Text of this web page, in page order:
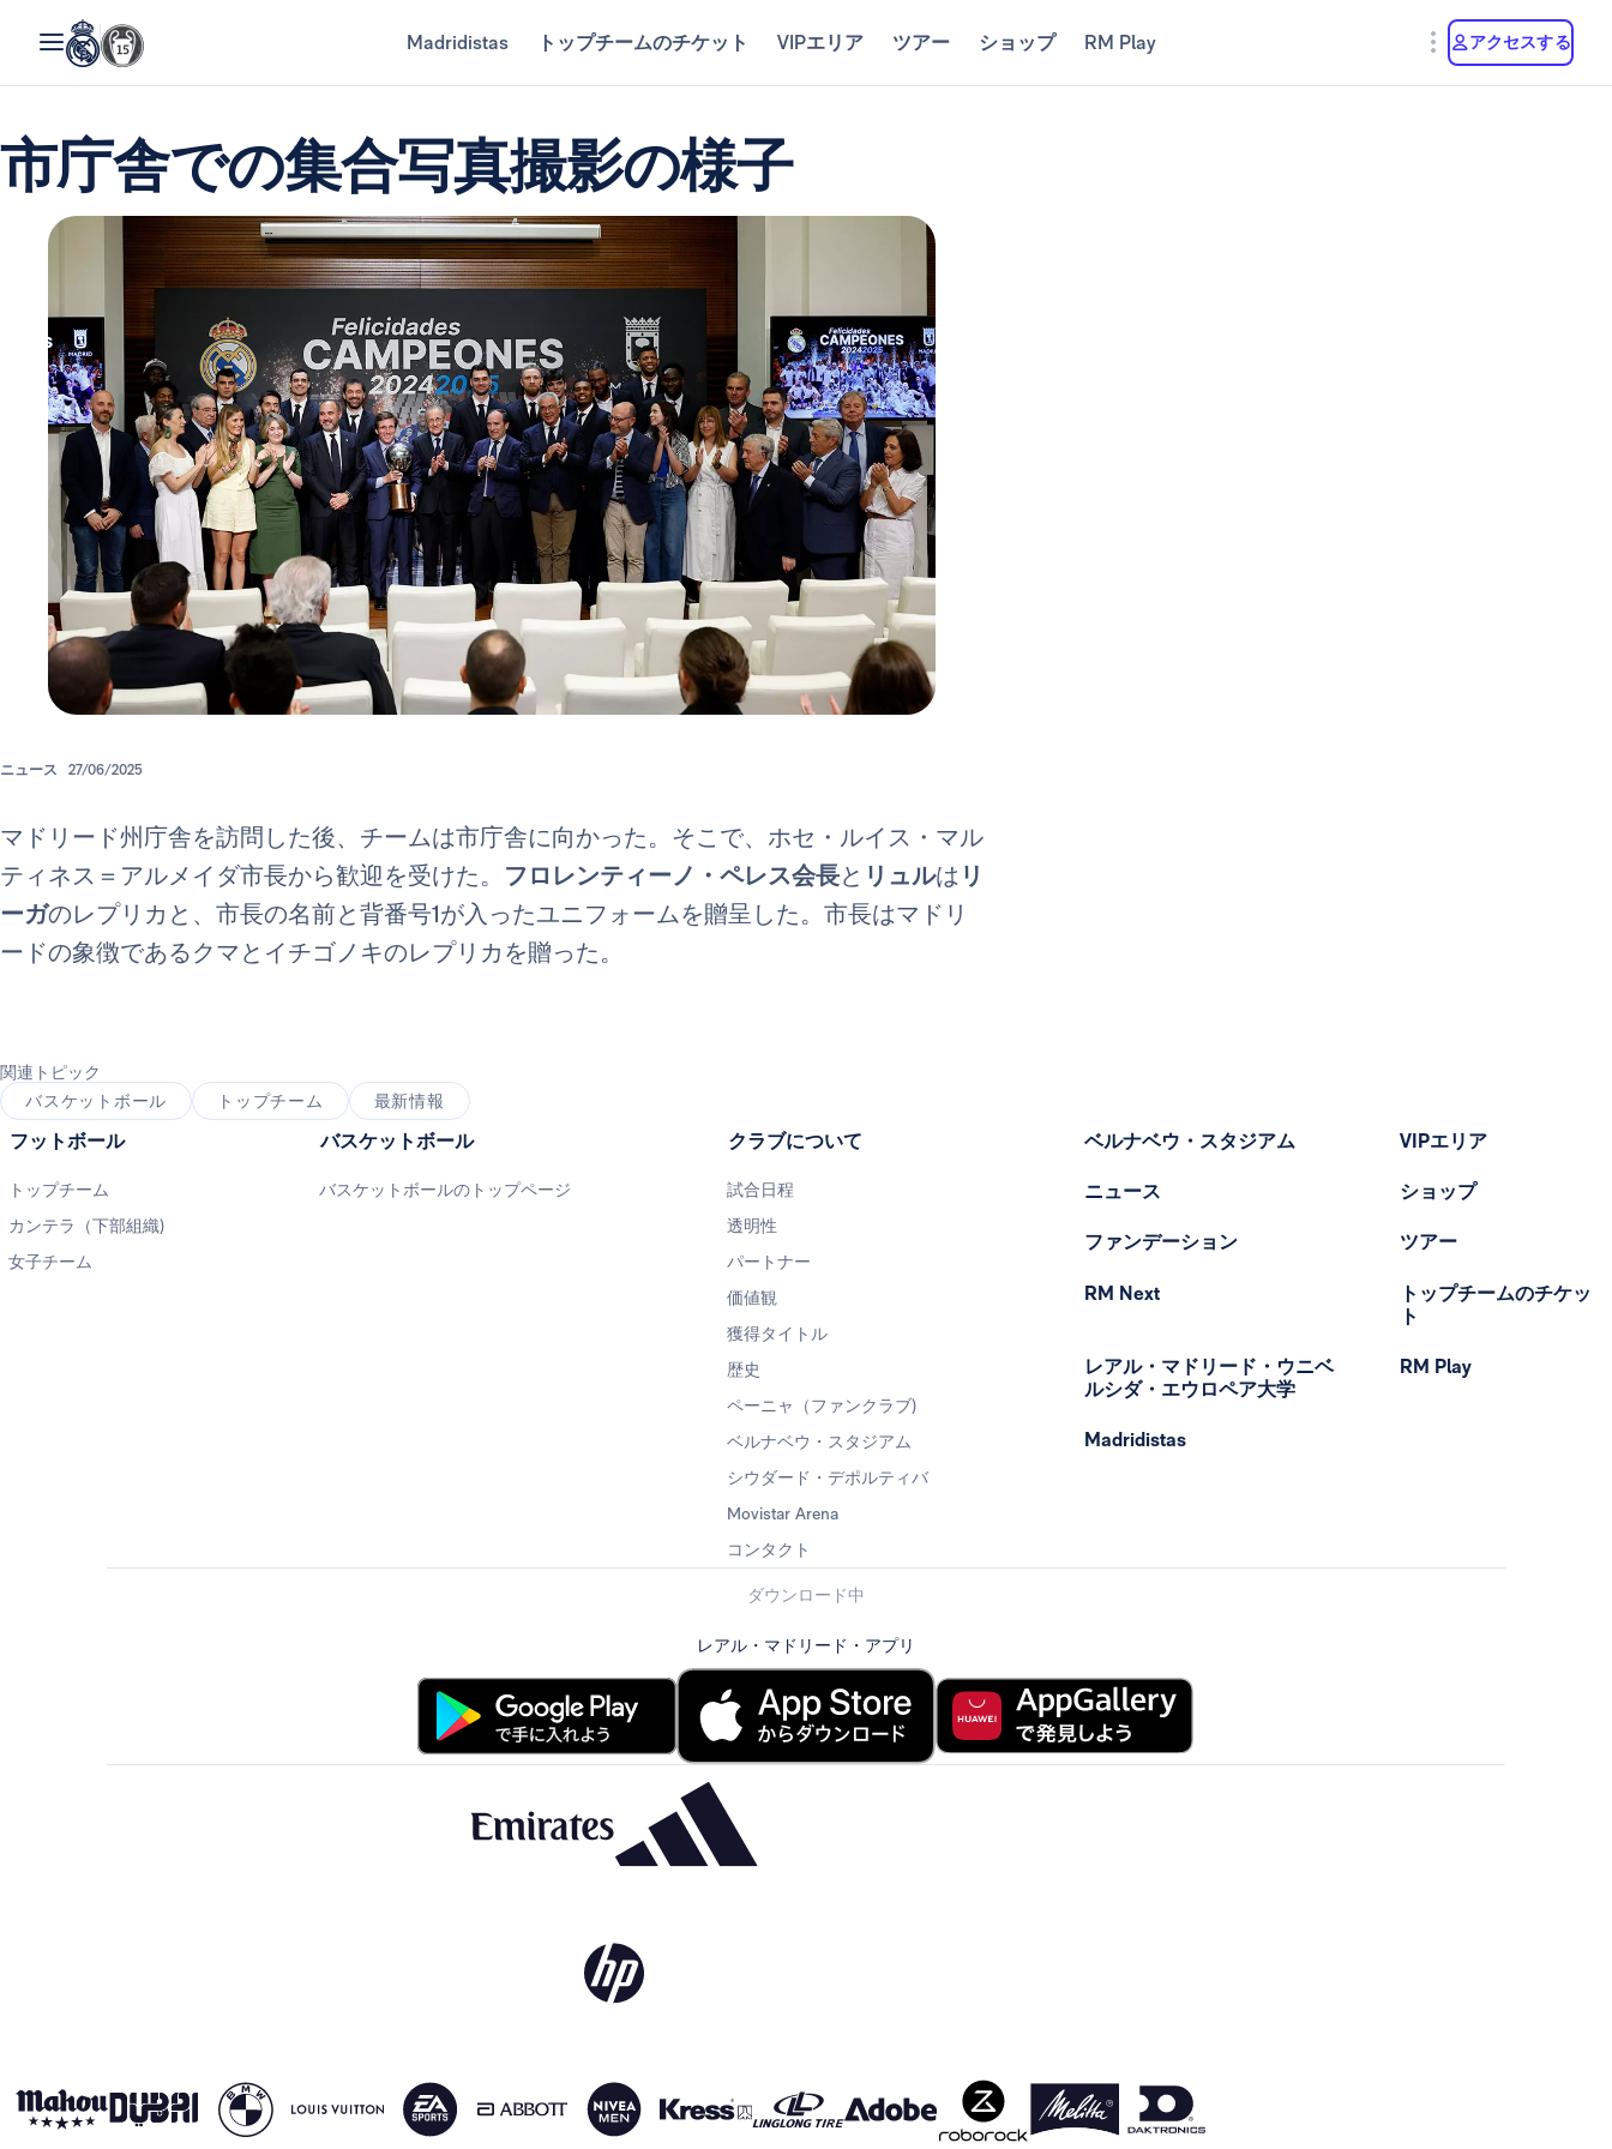
Madridistas トップチームのチケット VIPエリア ツアー ショップ RM Play アクセスする
市庁舎での集合写真撮影の様子
ニュース 27/06/2025
マドリード州庁舎を訪問した後、チームは市庁舎に向かった。そこで、ホセ・ルイス・マル
ティネス＝アルメイダ市長から歓迎を受けた。 フロレンティーノ・ペレス会長と リュルは リ
ーガのレプリカと、市長の名前と背番号1が入ったユニフォームを贈呈した。市長はマドリ
ードの象徴であるクマとイチゴノキのレプリカを贈った。
関連トピック
バスケットボール
トップチーム 最新情報
フットボール
トップチーム
カンテラ（下部組織)
女子チーム
バスケットボール
バスケットボールのトップページ
クラブについて
試合日程
透明性
パートナー
価値観
獲得タイトル
歴史
ペーニャ（ファンクラブ)
ベルナベウ・スタジアム
シウダード・デポルティバ
Movistar Arena
コンタクト
ベルナベウ・スタジアム
ニュース
ファンデーション
RM Next
レアル・マドリード・ウニベ
ルシダ・エウロペア大学
Madridistas
VIPエリア
ショップ
ツアー
トップチームのチケッ
ト
RM Play
ダウンロード中
レアル・マドリード・アプリ